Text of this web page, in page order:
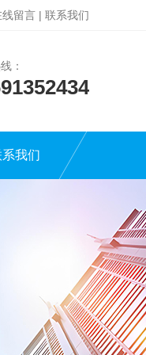
线留言 | 联系我们
：
我们